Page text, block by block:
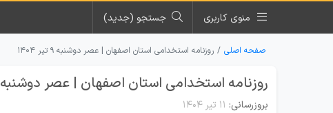
منوی کاربری جستجو (جدید)
صفحه اصلی روزنامه استخدامی استان اصفهان | عصر دوشنبه ۹ تیر ۱۴۰۴
روزنامه استخدامی استان اصفهان | عصر دوشنبه 9 تیر 1404
بروزرسانی: ۱۱ تیر ۱۴۰۴